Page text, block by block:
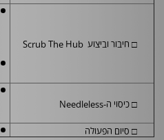
□ חיבור וביצוע Scrub The Hub
□ כיסוי ה-Needleless
□ סיום הפעולה